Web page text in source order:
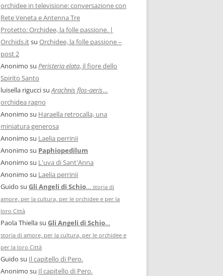
orchidee in televisione: conversazione con
Rete Veneta e Antenna Tre
Protetto: Orchidee, la folle passione. |
Orchids.itsu Orchidee, la folle passione –
post 2
Anonimo su Peristeria elata, il fiore dello
Spirito Santo
luisella riguccisuArachnis flos-aeris…
orchidea ragno
Anonimo su Haraella retrocalla, una
miniatura generosa
Anonimo su Laelia perrinii
Anonimo su Paphiopedilum
Anonimo su L'uva di Sant'Anna
Anonimo su Laelia perrinii
Guido su Gli Angeli di Schio… storia di
amore, per la cultura, per le orchidee e per la
loro Città
Paola Thiellasu Gli Angeli di Schio…
storia di amore, per la cultura, per le orchidee e
per la loro Città
Guido su Il capitello di Pero.
Anonimo su Il capitello di Pero.